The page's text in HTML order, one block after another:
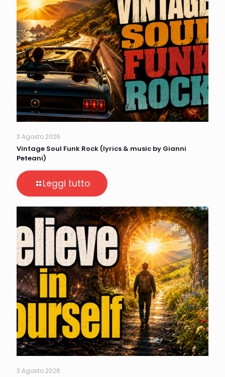
3 Agosto 2026
Vintage Soul Funk Rock (lyrics & music by Gianni
Peteani)
Leggi tutto
3 Agosto 2026